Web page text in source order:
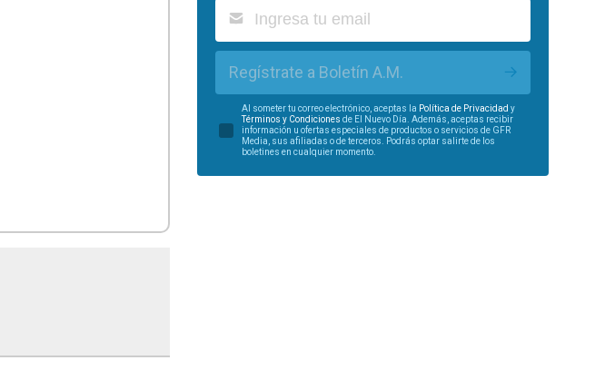
Regístrate a Boletín A.M.
Al someter tu correo electrónico, aceptas la Política de Privacidad y
Términos y Condiciones de El Nuevo Día. Además, aceptas recibir
información u ofertas especiales de productos o servicios de GFR
Media, sus afiliadas o de terceros. Podrás optar salirte de los
boletines en cualquier momento.